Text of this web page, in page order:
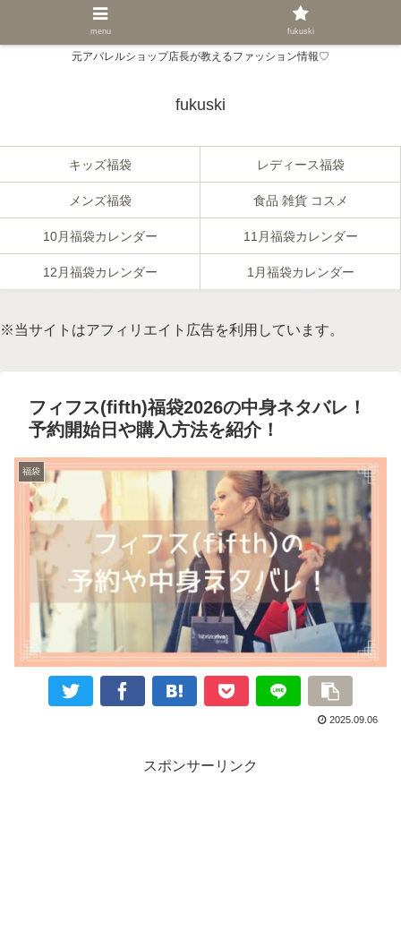
元アパレルショップ店長が教えるファッション情報♡
fukuski
キッズ福袋 レディース福袋
メンズ福袋 食品 雑貨 コスメ
10月福袋カレンダー 11月福袋カレンダー
12月福袋カレンダー 1月福袋カレンダー
※当サイトはアフィリエイト広告を利用しています。
フィフス(fifth)福袋2026の中身ネタバレ！
予約開始日や購入方法を紹介！
福袋
2025.09.06
スポンサーリンク
menu fukuski